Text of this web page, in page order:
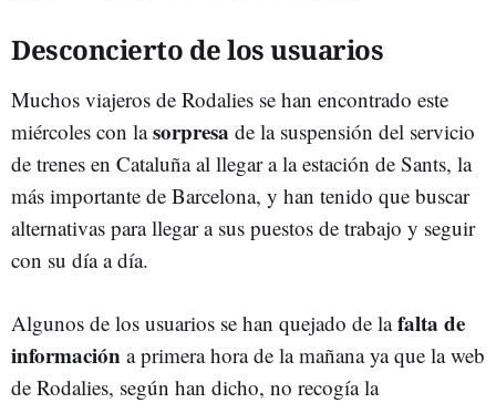
Desconcierto de los usuarios
Muchos viajeros de Rodalies se han encontrado este
miércoles con lasorpresa de la suspensión del servicio
de trenes en Cataluña al llegar a la estación de Sants, la
más importante de Barcelona, y han tenido que buscar
alternativas para llegar a sus puestos de trabajo y seguir
con su día a día.
Algunos de los usuarios se han quejado de lafalta de
información a primera hora de la mañana ya que la web
de Rodalies, según han dicho, no recogía la